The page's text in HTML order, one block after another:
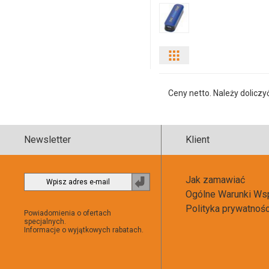
ilości
13423700fn
Ceny netto. Należy
Newsletter
Zapisz
newslettera
Powiadomienia o ofertach
specjalnych.
Informacje o wyjątkowych rabatach.
Klient
Jak zamawiać
Ogólne Warunki
Polityka